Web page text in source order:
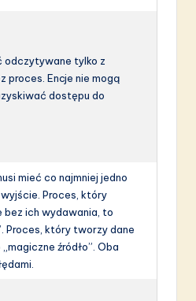
odczytywane tylko z
proces. Encje nie mogą
dostępu do
mieć co najmniej jedno
Proces, który
bez ich wydawania, to
Proces, który tworzy dane
źródło”. Oba